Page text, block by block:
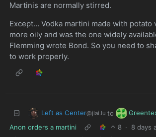
Martinis are normally stirred.
Except… Vodka martini made with potato
more oily and was the one widely
Flemming wrote Bond. So you need to
to work properly.
Left as Center@jlai.lu to
Anon orders a martini
8 · 8 days